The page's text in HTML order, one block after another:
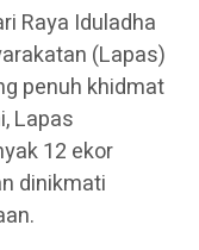
Raya Iduladha
(Lapas)
penuh khidmat
Lapas
12 ekor
dinikmati